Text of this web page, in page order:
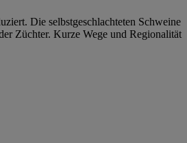
Die selbstgeschlachteten Schweine
Züchter. Kurze Wege und Regionalität